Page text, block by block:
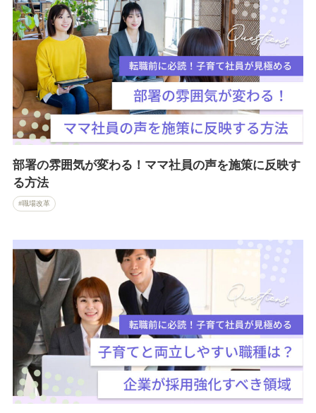
部署の雰囲気が変わる！ママ社員の声を施策に反映す
る方法
職場改革